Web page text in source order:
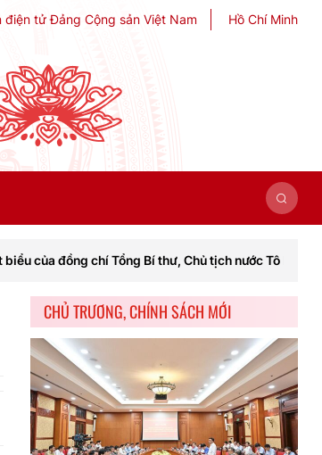
điện tử Đảng Cộng sản Việt Nam Hồ Chí Minh
chí Tổng Bí thư, Chủ tịch nước Tô Lâm khai mạc Hội
CHỦ TRƯƠNG, CHÍNH SÁCH MỚI